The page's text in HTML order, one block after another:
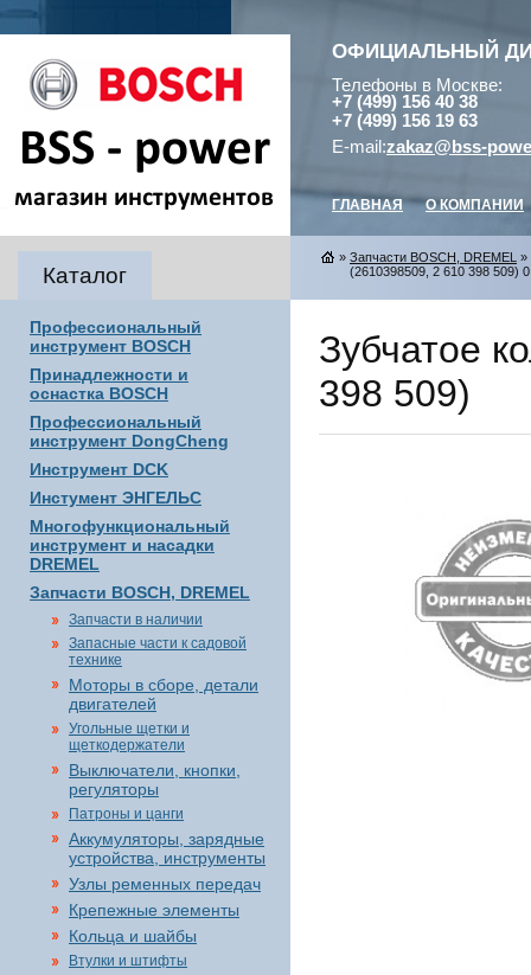
ОФИЦИАЛЬНЫЙ
Телефоны в Москве:
+7 (499) 156 40 38
+7 (499) 156 19 63
E-mail:zakaz@bss-
ГЛАВНАЯ О КОМПАНИИ
Каталог
Профессиональный
инструмент BOSCH
Принадлежности и
оснастка BOSCH
Профессиональный
инструмент DongCheng
Инструмент DCK
Инстумент ЭНГЕЛЬС
Многофункциональный
инструмент и насадки
DREMEL
Запчасти BOSCH, DREMEL
Запчасти в наличии
Запасные части к садовой
технике
Моторы в сборе, детали
двигателей
Угольные щетки и
щеткодержатели
Выключатели, кнопки,
регуляторы
Патроны и цанги
Аккумуляторы, зарядные
устройства, инструменты
Узлы ременных передач
Крепежные элементы
Кольца и шайбы
Втулки и штифты
» Запчасти BOSCH, DREMEL »
(2610398509, 2 610 398 509)
Зубчатое
398 509)